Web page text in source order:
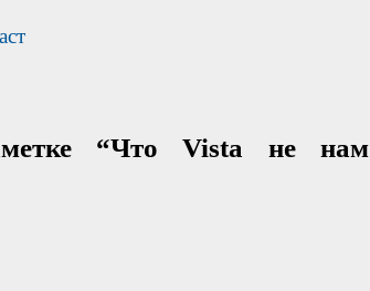
“Что Vista не нам